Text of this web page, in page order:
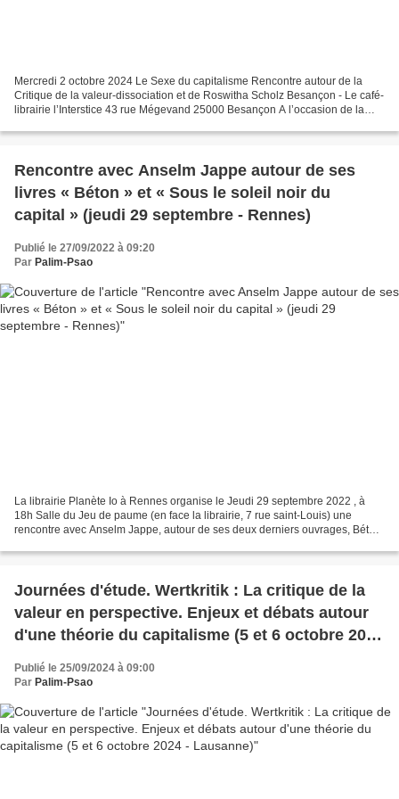
Mercredi 2 octobre 2024 Le Sexe du capitalisme Rencontre autour de la
Critique de la valeur-dissociation et de Roswitha Scholz Besançon - Le café-
librairie l’Interstice 43 rue Mégevand 25000 Besançon A l’occasion de la
Rencontre avec Anselm Jappe autour de ses
livres « Béton » et « Sous le soleil noir du
capital » (jeudi 29 septembre - Rennes)
Publié le 27/09/2022 à 09:20
Par Palim-Psao
La librairie Planète Io à Rennes organise le Jeudi 29 septembre 2022 , à
18h Salle du Jeu de paume (en face la librairie, 7 rue saint-Louis) une
rencontre avec Anselm Jappe, autour de ses deux derniers ouvrages, Béton,
Journées d'étude. Wertkritik : La critique de la
valeur en perspective. Enjeux et débats autour
d'une théorie du capitalisme (5 et 6 octobre 2024
Publié le 25/09/2024 à 09:00
Par Palim-Psao